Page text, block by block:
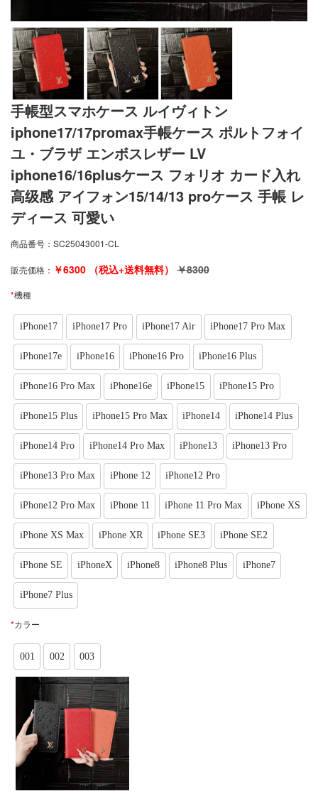
手帳型スマホケース ルイヴィトン
iphone17/17promax手帳ケース ポルトフォイ
ユ・ブラザ エンボスレザー LV
iphone16/16plusケース フォリオ カード入れ
高级感 アイフォン15/14/13 proケース 手帳 レ
ディース 可愛い
商品番号： SC25043001-CL
販売価格： ￥6300 （税込+送料無料） ￥8300
*機種
iPhone17 iPhone17 Pro iPhone17 Air iPhone17 Pro Max
iPhone17e iPhone16 iPhone16 Pro iPhone16 Plus
iPhone16 Pro Max iPhone16e iPhone15 iPhone15 Pro
iPhone15 Plus iPhone15 Pro Max iPhone14 iPhone14 Plus
iPhone14 Pro iPhone14 Pro Max iPhone13 iPhone13 Pro
iPhone13 Pro Max iPhone 12 iPhone12 Pro
iPhone12 Pro Max iPhone 11 iPhone 11 Pro Max iPhone XS
iPhone XS Max iPhone XR iPhone SE3 iPhone SE2
iPhone SE iPhoneX iPhone8 iPhone8 Plus iPhone7
iPhone7 Plus
*カラー
001 002 003